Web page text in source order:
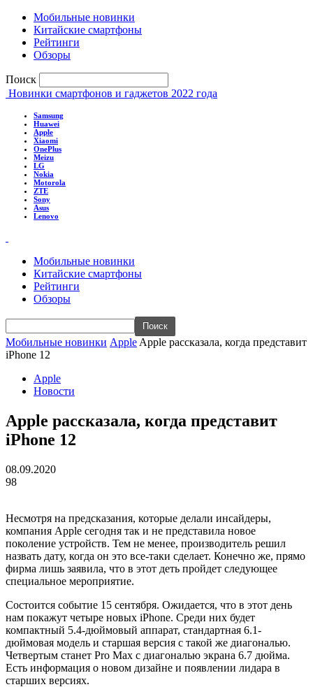
Мобильные новинки
Китайские смартфоны
Рейтинги
Обзоры
Поиск
Новинки смартфонов и гаджетов 2022 года
Samsung
Huawei
Apple
Xiaomi
OnePlus
Meizu
LG
Nokia
Motorola
ZTE
Sony
Asus
Lenovo
Мобильные новинки
Китайские смартфоны
Рейтинги
Обзоры
Мобильные новинки Apple Apple рассказала, когда представит
iPhone 12
Apple
Новости
Apple рассказала, когда представит
iPhone 12
08.09.2020
98
Несмотря на предсказания, которые делали инсайдеры,
компания Apple сегодня так и не представила новое
поколение устройств. Тем не менее, производитель решил
назвать дату, когда он это все-таки сделает. Конечно же, прямо
фирма лишь заявила, что в этот деть пройдет следующее
специальное мероприятие.
Состоится событие 15 сентября. Ожидается, что в этот день
нам покажут четыре новых iPhone. Среди них будет
компактный 5.4-дюймовый аппарат, стандартная 6.1-
дюймовая модель и старшая версия с такой же диагональю.
Четвертым станет Pro Max с диагональю экрана 6.7 дюйма.
Есть информация о новом дизайне и появлении лидара в
старших версиях.